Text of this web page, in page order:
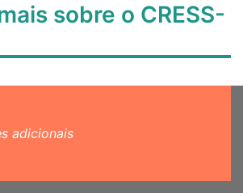
sobre o CRESS-
adicionais